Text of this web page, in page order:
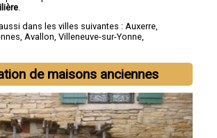
dans les villes suivantes : Auxerre,
, Avallon, Villeneuve-sur-Yonne,
de maisons anciennes